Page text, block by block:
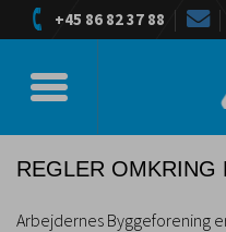
+45 86 82 37 88
Toggle navigation
REGLER
Arbejdernes Byggeforening